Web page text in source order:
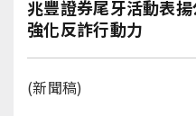
兆豐證券尾牙活動表
強化反詐行動力
(新聞稿)